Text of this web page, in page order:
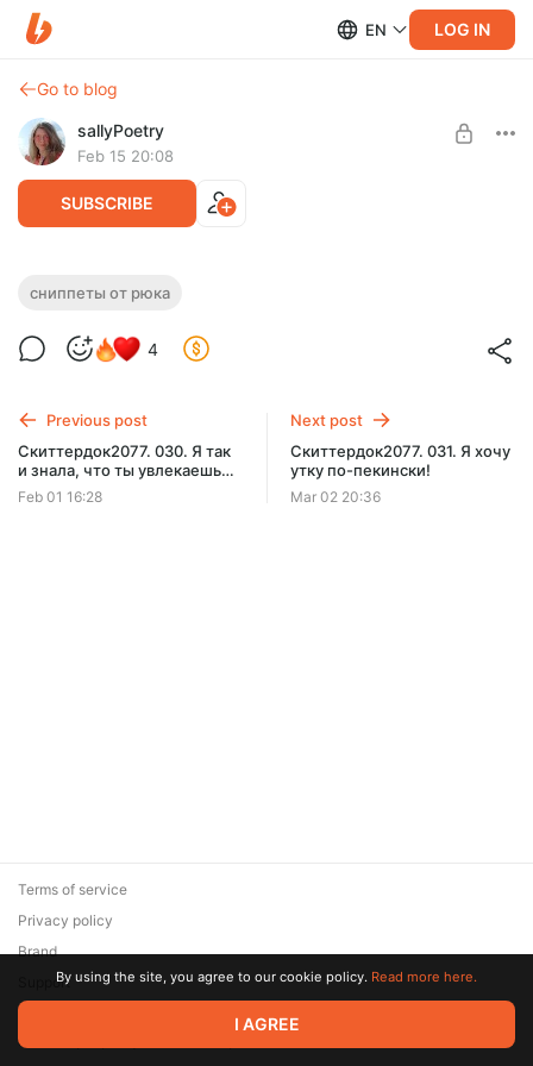
EN LOG IN
Go to blog
sallyPoetry
Feb 15 20:08
SUBSCRIBE
Сниппеты от Рюка. Что-то ужасно
(Червь/ОНО)(Часть 2)
базовая подписка
сниппеты от рюка
4
Previous post
Скиттердок2077. 030. Я так
и знала, что ты увлекаешься
этим странным дерьмом!
Feb 01 16:28
Next post
Скиттердок2077. 031. Я хочу
утку по-пекински!
Mar 02 20:36
© 2026 Zaya Solutions Limited. All rights reserved. All trademarks
are the property of their respective owners.
Terms of service
Privacy policy
Brand
SupportBy using the site, you agree to our cookie policy. Read more here.
I AGREE